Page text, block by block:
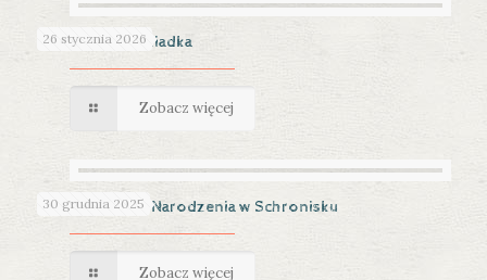
26 stycznia 2026
Dzień Babci i Dziadka
Zobacz więcej
30 grudnia 2025
Święta Bożego Narodzenia w Schronisku
Zobacz więcej